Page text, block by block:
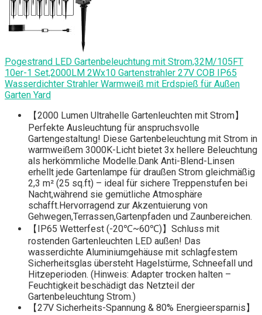
Pogestrand LED Gartenbeleuchtung mit Strom,32M/105FT
10er-1 Set,2000LM 2Wx10 Gartenstrahler 27V COB IP65
Wasserdichter Strahler Warmweiß mit Erdspieß für Außen
Garten Yard
【2000 Lumen Ultrahelle Gartenleuchten mit Strom】
Perfekte Ausleuchtung für anspruchsvolle
Gartengestaltung! Diese Gartenbeleuchtung mit Strom in
warmweißem 3000K-Licht bietet 3x hellere Beleuchtung
als herkömmliche Modelle.Dank Anti-Blend-Linsen
erhellt jede Gartenlampe für draußen Strom gleichmäßig
2,3 m² (25 sq.ft) – ideal für sichere Treppenstufen bei
Nacht,während sie gemütliche Atmosphäre
schafft.Hervorragend zur Akzentuierung von
Gehwegen,Terrassen,Gartenpfaden und Zaunbereichen.
【IP65 Wetterfest (-20℃~60℃)】Schluss mit
rostenden Gartenleuchten LED außen! Das
wasserdichte Aluminiumgehäuse mit schlagfestem
Sicherheitsglas übersteht Hagelstürme, Schneefall und
Hitzeperioden. (Hinweis: Adapter trocken halten –
Feuchtigkeit beschädigt das Netzteil der
Gartenbeleuchtung Strom.)
【27V Sicherheits-Spannung & 80% Energieersparnis】